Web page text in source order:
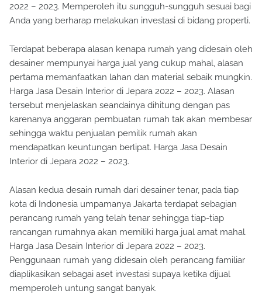
2022 – 2023. Memperoleh itu sungguh-sungguh sesuai bagi
Anda yang berharap melakukan investasi di bidang properti.
Terdapat beberapa alasan kenapa rumah yang didesain oleh
desainer mempunyai harga jual yang cukup mahal, alasan
pertama memanfaatkan lahan dan material sebaik mungkin.
Harga Jasa Desain Interior di Jepara 2022 – 2023. Alasan
tersebut menjelaskan seandainya dihitung dengan pas
karenanya anggaran pembuatan rumah tak akan membesar
sehingga waktu penjualan pemilik rumah akan
mendapatkan keuntungan berlipat. Harga Jasa Desain
Interior di Jepara 2022 – 2023.
Alasan kedua desain rumah dari desainer tenar, pada tiap
kota di Indonesia umpamanya Jakarta terdapat sebagian
perancang rumah yang telah tenar sehingga tiap-tiap
rancangan rumahnya akan memiliki harga jual amat mahal.
Harga Jasa Desain Interior di Jepara 2022 – 2023.
Penggunaan rumah yang didesain oleh perancang familiar
diaplikasikan sebagai aset investasi supaya ketika dijual
memperoleh untung sangat banyak.